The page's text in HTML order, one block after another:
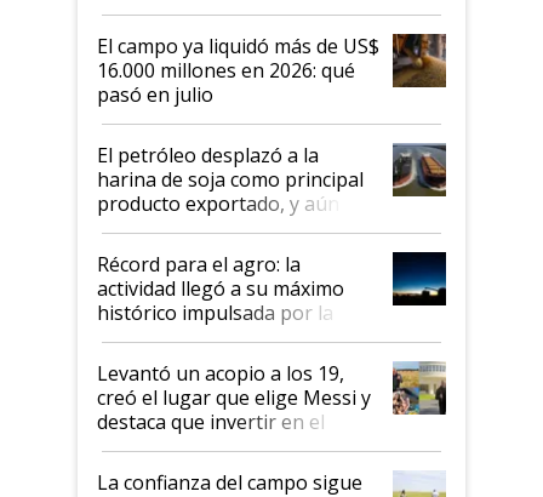
El campo ya liquidó más de US$
16.000 millones en 2026: qué
pasó en julio
El petróleo desplazó a la
harina de soja como principal
producto exportado, y aún así
el agro aportó casi seis de cada
diez dólares y sostuvo el
liderazgo en un semestre
récord
Récord para el agro: la
actividad llegó a su máximo
histórico impulsada por la
cosecha y las exportaciones
Levantó un acopio a los 19,
creó el lugar que elige Messi y
destaca que invertir en el
kirchnerismo era como "darle
plata a un hijo para droga":
La confianza del campo sigue